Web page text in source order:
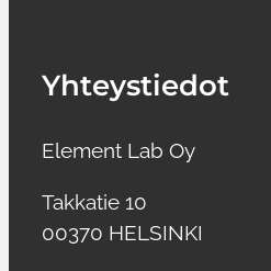
Yhteystiedot
Element Lab Oy
Takkatie 10
00370 HELSINKI